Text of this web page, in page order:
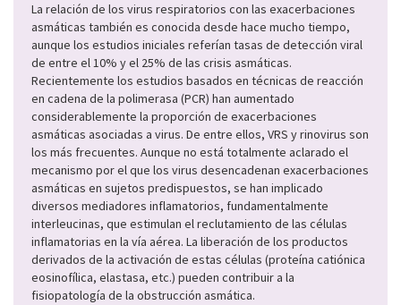
La relación de los virus respiratorios con las exacerbaciones
asmáticas también es conocida desde hace mucho tiempo,
aunque los estudios iniciales referían tasas de detección viral
de entre el 10% y el 25% de las crisis asmáticas.
Recientemente los estudios basados en técnicas de reacción
en cadena de la polimerasa (PCR) han aumentado
considerablemente la proporción de exacerbaciones
asmáticas asociadas a virus. De entre ellos, VRS y rinovirus son
los más frecuentes. Aunque no está totalmente aclarado el
mecanismo por el que los virus desencadenan exacerbaciones
asmáticas en sujetos predispuestos, se han implicado
diversos mediadores inflamatorios, fundamentalmente
interleucinas, que estimulan el reclutamiento de las células
inflamatorias en la vía aérea. La liberación de los productos
derivados de la activación de estas células (proteína catiónica
eosinofílica, elastasa, etc.) pueden contribuir a la
fisiopatología de la obstrucción asmática.